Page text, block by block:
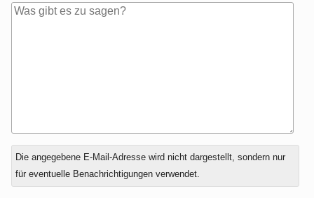
Antwort
zu
Die angegebene E-Mail-Adresse wird nicht dargestellt, sondern nur
für eventuelle Benachrichtigungen verwendet.